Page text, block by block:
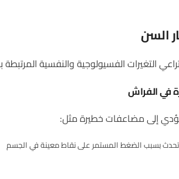
السن
التغيرات الفسيولوجية والنفسية المرتبطة
في الفراش
إلى مضاعفات خطيرة مثل: